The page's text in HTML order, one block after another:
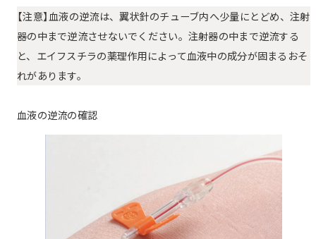
【注意】血液の逆流は、翼状針のチューブ内へ少量にとどめ、注射
器の中まで逆流させないでください。注射器の中まで逆流する
と、エイフスチラの薬理作用によって血液中の成分が固まるおそ
れがあります。
血液の逆流の確認